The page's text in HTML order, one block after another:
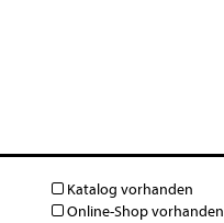
Katalog vorhanden
Online-Shop vorhanden